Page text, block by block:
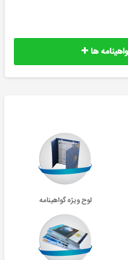
ها
لوح ویژه گواهینامه